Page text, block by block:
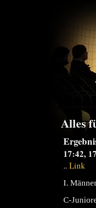
Alles
17:42,
.. Link
I.
C-